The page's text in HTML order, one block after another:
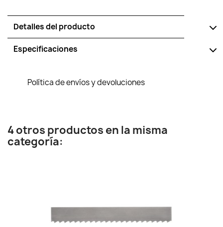
Detalles del producto
Especificaciones
Política de envíos y devoluciones
4 otros productos en la misma
categoría: